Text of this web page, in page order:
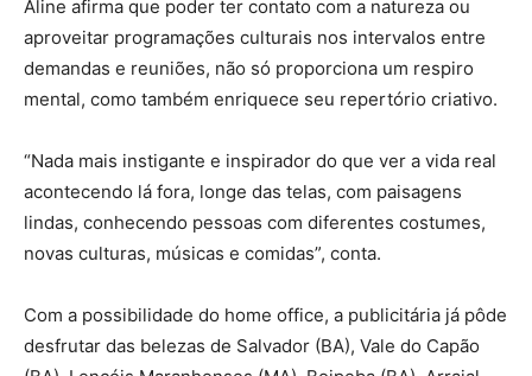
Aline afirma que poder ter contato com a natureza ou
aproveitar programações culturais nos intervalos entre
demandas e reuniões, não só proporciona um respiro
mental, como também enriquece seu repertório criativo.
“Nada mais instigante e inspirador do que ver a vida real
acontecendo lá fora, longe das telas, com paisagens
lindas, conhecendo pessoas com diferentes costumes,
novas culturas, músicas e comidas”, conta.
Com a possibilidade do home office, a publicitária já pôde
desfrutar das belezas de Salvador (BA), Vale do Capão